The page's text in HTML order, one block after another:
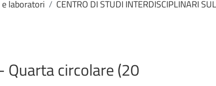
laboratori CENTRO DI STUDI INTERDISCIPLINARI
Quarta circolare (20